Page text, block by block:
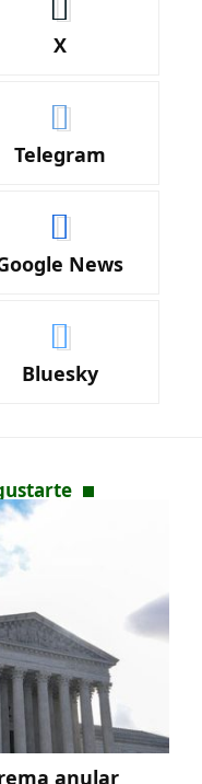
X
Telegram
News
Bluesky
anular